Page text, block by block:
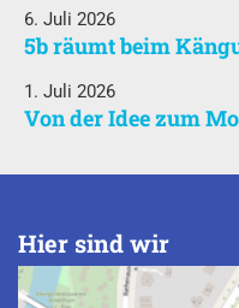
6. Juli 2026
5b räumt beim
1. Juli 2026
Von der Idee zum
Hier sind wir